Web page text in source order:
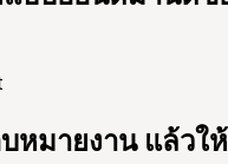
หมายงาน แล้วให้